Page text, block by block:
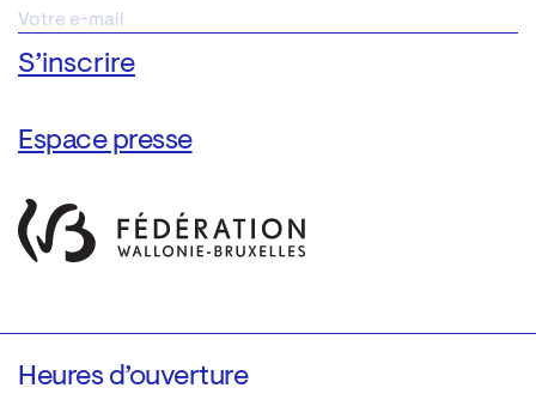
Espace presse
Heures d’ouverture